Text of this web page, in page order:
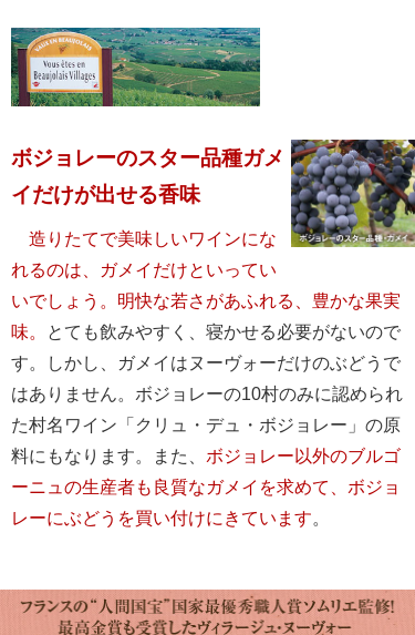
ボジョレーのスター品種ガメ
イだけが出せる香味
造りたてで美味しいワインにな
れるのは、ガメイだけといってい
いでしょう。明快な若さがあふれる、豊かな果実
味。
とても飲みやすく、寝かせる必要がないので
す。しかし、ガメイはヌーヴォーだけのぶどうで
はありません。ボジョレーの10村のみに認められ
た村名ワイン「クリュ・デュ・ボジョレー」の原
料にもなります。また、 ボジョレー以外のブルゴ
ーニュの生産者も良質なガメイを求めて、ボジョ
レーにぶどうを買い付けにきています。